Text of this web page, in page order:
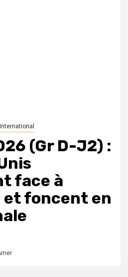
International
(Gr D-J2) :
face à
et foncent en